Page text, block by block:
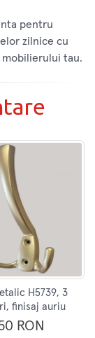
pentru
zilnice cu
tau.
H5739, 3
finisaj auriu
RON